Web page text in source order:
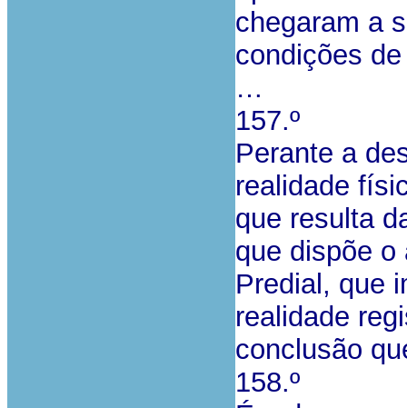
chegaram a
condições
…
157.º
Perante a
realidade
que resulta
que dispõe o
Predial, que
realidade
conclusão
158.º